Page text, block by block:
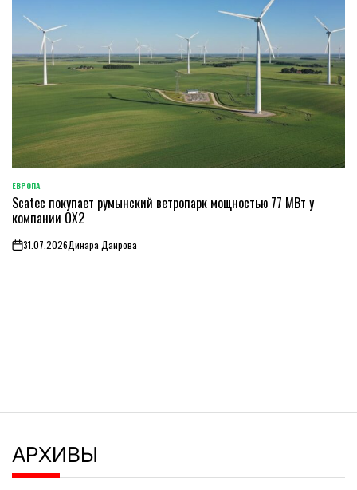
ОПУБЛИКОВАНО
В
ЕВРОПА
Scatec покупает румынский ветропарк мощностью 77 МВт у
компании OX2
on31.07.2026Динара Даирова
АРХИВЫ